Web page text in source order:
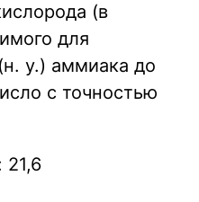
(в
для
у.) аммиака до
с точностью
21,6